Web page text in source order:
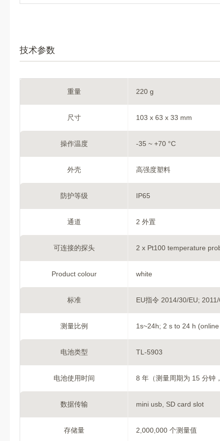
技术参数
重量 220 g
尺寸 103 x 63 x 33 mm
操作温度 -35 ~ +70 °C
外壳 高强度塑料
防护等级 IP65
通道 2 外置
可连接的探头 2 x Pt100 temperature
Product colour white
标准 EU指令 2014/30/EU;
测量比例 1s~24h; 2 s to 24 h
电池类型 TL-5903
电池使用时间 8 年（测量周期为 15 分钟
数据传输 mini usb, SD card slot
存储量 2,000,000 个测量值